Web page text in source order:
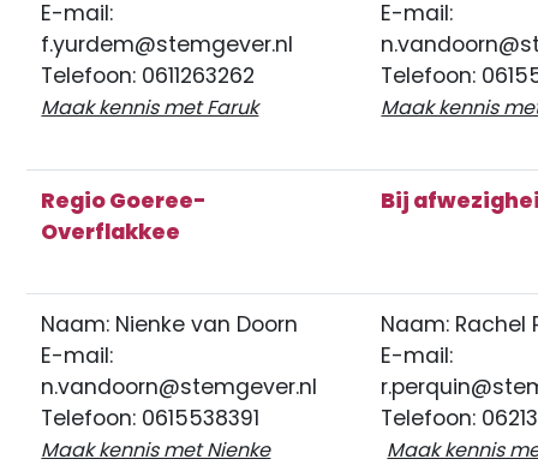
E-mail:
f.yurdem@stemgever.nl
Telefoon: 0611263262
Maak kennis met Faruk
E-mail:
Telefoon:
Maak kennis
Regio Goeree-
Overflakkee
Bij
Naam: Nienke van Doorn
E-mail:
n.vandoorn@stemgever.nl
Telefoon: 0615538391
Maak kennis met Nienke
Naam: Rachel
E-mail:
Telefoon:
Maak kennis